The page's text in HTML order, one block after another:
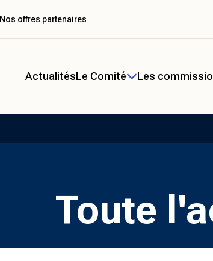
ActualitésLe Comité Les
Nos offres partenaires
Toute